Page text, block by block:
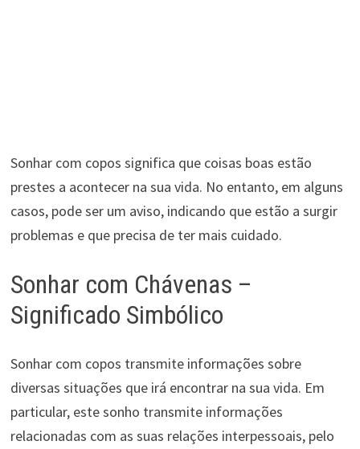
Sonhar com copos significa que coisas boas estão
prestes a acontecer na sua vida. No entanto, em alguns
casos, pode ser um aviso, indicando que estão a surgir
problemas e que precisa de ter mais cuidado.
Sonhar com Chávenas –
Significado Simbólico
Sonhar com copos transmite informações sobre
diversas situações que irá encontrar na sua vida. Em
particular, este sonho transmite informações
relacionadas com as suas relações interpessoais, pelo